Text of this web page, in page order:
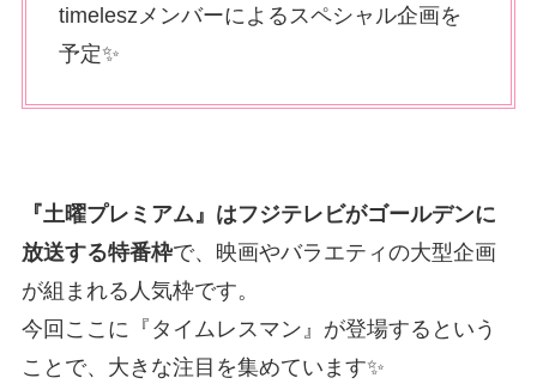
timeleszメンバーによるスペシャル企画を
予定✨
『土曜プレミアム』はフジテレビがゴールデンに
放送する特番枠で、映画やバラエティの大型企画
が組まれる人気枠です。
今回ここに『タイムレスマン』が登場するという
ことで、大きな注目を集めています✨